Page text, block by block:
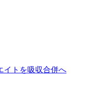
イトを吸収合併へ